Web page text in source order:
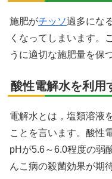
施肥がチッソ過多にな
くなってしまいます。
うに適切な施肥量を保
酸性電解水を利用
電解水とは，塩類溶液
ことを言います。酸性
pHが5.6～6.0程度の弱
んこ病の殺菌効果が期